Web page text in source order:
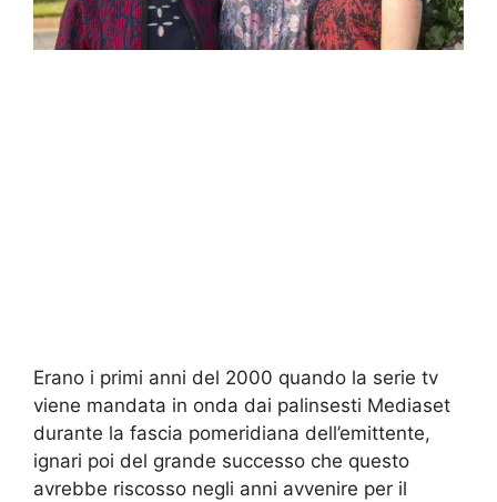
Erano i primi anni del 2000 quando la serie tv
viene mandata in onda dai palinsesti Mediaset
durante la fascia pomeridiana dell’emittente,
ignari poi del grande successo che questo
avrebbe riscosso negli anni avvenire per il